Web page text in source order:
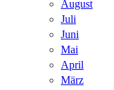
August
Juli
Juni
Mai
April
März